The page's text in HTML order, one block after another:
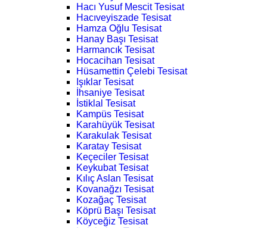
Hacı Yusuf Mescit Tesisat
Hacıveyiszade Tesisat
Hamza Oğlu Tesisat
Hanay Başı Tesisat
Harmancık Tesisat
Hocacihan Tesisat
Hüsamettin Çelebi Tesisat
Işıklar Tesisat
İhsaniye Tesisat
İstiklal Tesisat
Kampüs Tesisat
Karahüyük Tesisat
Karakulak Tesisat
Karatay Tesisat
Keçeciler Tesisat
Keykubat Tesisat
Kılıç Aslan Tesisat
Kovanağzı Tesisat
Kozağaç Tesisat
Köprü Başı Tesisat
Köyceğiz Tesisat